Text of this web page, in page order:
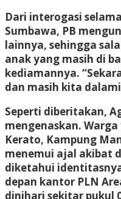
Dari interogasi
Sumbawa, PB
lainnya, sehingga
anak yang masih di
kediamannya.
dan masih kita
Seperti diberitakan,
mengenaskan.
Kerato, Kampung
menemui ajal akibat
diketahui
depan kantor PLN
dinihari sekitar pukul